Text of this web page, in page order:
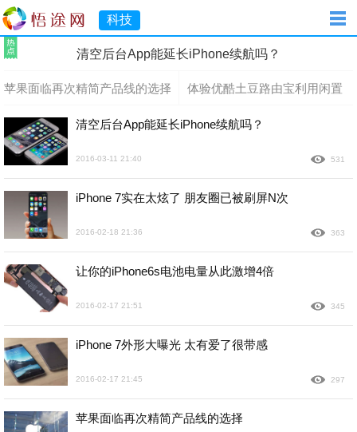
科技
清空后台App能延长iPhone续航吗？
苹果面临再次精简产品线的选择 体验优酷土豆路由宝利用闲置
带宽赚钱分享
清空后台App能延长iPhone续航吗？
2016-03-11 21:40 531
iPhone 7实在太炫了 朋友圈已被刷屏N次
2016-02-18 21:36 363
让你的iPhone6s电池电量从此激增4倍
2016-02-17 21:51 345
iPhone 7外形大曝光 太有爱了很带感
2016-02-17 21:45 297
苹果面临再次精简产品线的选择